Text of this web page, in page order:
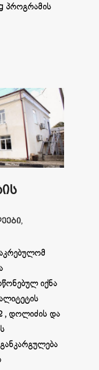
პროგრამის
,
იქნა
, დოლიძის და